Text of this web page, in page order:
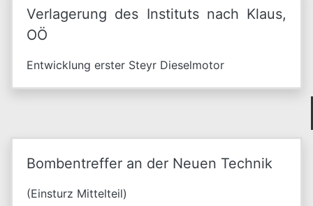
Verlagerung des Instituts nach Klaus,
OÖ
Entwicklung erster Steyr Dieselmotor
Bombentreffer an der Neuen Technik
(Einsturz Mittelteil)